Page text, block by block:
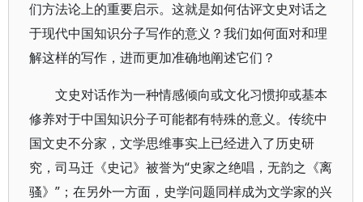
们方法论上的重要启示。这就是如何估评文史对话之
于现代中国知识分子写作的意义？我们如何面对和理
解这样的写作，进而更加准确地阐述它们？
文史对话作为一种情感倾向或文化习惯抑或基本
修养对于中国知识分子可能都有特殊的意义。传统中
国文史不分家，文学思维事实上已经进入了历史研
究，司马迁《史记》被誉为“史家之绝唱，无韵之《离
骚》”；在另外一方面，史学问题同样成为文学家的兴